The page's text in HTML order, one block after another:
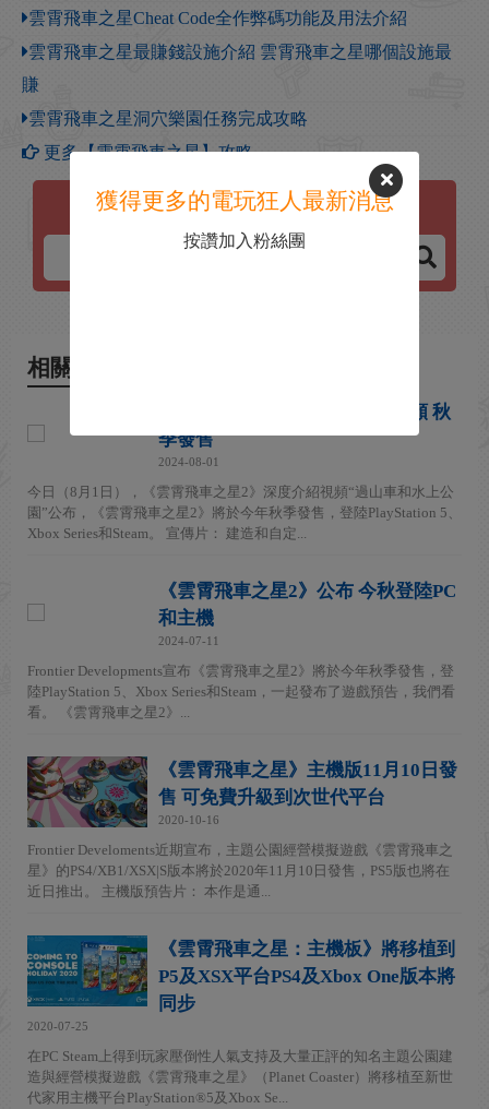
雲霄飛車之星Cheat Code全作弊碼功能及用法介紹
雲霄飛車之星最賺錢設施介紹 雲霄飛車之星哪個設施最
賺
雲霄飛車之星洞穴樂園任務完成攻略
更多【雲霄飛車之星】攻略
雲霄飛車之星
相關新聞
《雲霄飛車之星2》深度介紹視頻 秋
季發售
2024-08-01
今日（8月1日），《雲霄飛車之星2》深度介紹視頻“過山車和水上公
園”公布，《雲霄飛車之星2》將於今年秋季發售，登陸PlayStation 5、
Xbox Series和Steam。 宣傳片： 建造和自定...
《雲霄飛車之星2》公布 今秋登陸PC
和主機
2024-07-11
Frontier Developments宣布《雲霄飛車之星2》將於今年秋季發售，登
陸PlayStation 5、Xbox Series和Steam，一起發布了遊戲預告，我們看
看。 《雲霄飛車之星2》...
《雲霄飛車之星》主機版11月10日發
售 可免費升級到次世代平台
2020-10-16
Frontier Develoments近期宣布，主題公園經營模擬遊戲《雲霄飛車之
星》的PS4/XB1/XSX|S版本將於2020年11月10日發售，PS5版也將在
近日推出。 主機版預告片： 本作是通...
《雲霄飛車之星：主機板》將移植到
P5及XSX平台PS4及Xbox One版本將
同步
2020-07-25
在PC Steam上得到玩家壓倒性人氣支持及大量正評的知名主題公園建
造與經營模擬遊戲《雲霄飛車之星》（Planet Coaster）將移植至新世
代家用主機平台PlayStation®5及Xbox Se...
獲得更多的電玩狂人最新消息
按讚加入粉絲團